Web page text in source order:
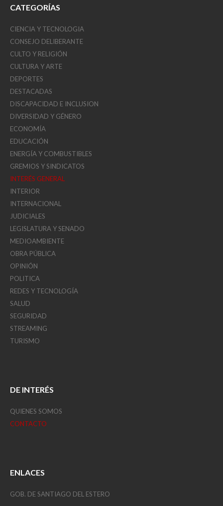
CATEGORÍAS
CIENCIA Y TECNOLOGIA
CONSEJO DELIBERANTE
CULTO Y RELIGIÓN
CULTURA Y ARTE
DEPORTES
DESTACADAS
DISCAPACIDAD E INCLUSION
DIVERSIDAD Y GÉNERO
ECONOMÍA
EDUCACIÓN
ENERGÍA Y COMBUSTIBLES
GREMIOS Y SINDICATOS
INTERÉS GENERAL
INTERIOR
INTERNACIONAL
JUDICIALES
LEGISLATURA Y SENADO
MEDIOAMBIENTE
OBRA PÚBLICA
OPINIÓN
POLITICA
REDES Y TECNOLOGÍA
SALUD
SEGURIDAD
STREAMING
TURISMO
DE INTERÉS
QUIENES SOMOS
CONTACTO
ENLACES
GOB. DE SANTIAGO DEL ESTERO